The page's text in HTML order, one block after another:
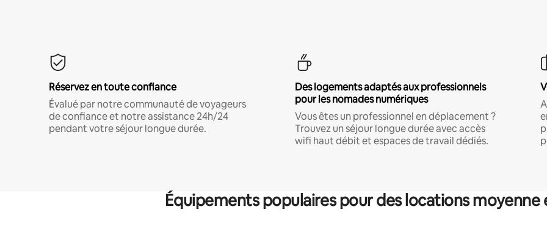
Réservez en toute confiance
Évalué par notre communauté de voyageurs
de confiance et notre assistance 24h/24
pendant votre séjour longue durée.
Des logements adaptés aux professionnels
pour les nomades numériques
Vous êtes un professionnel en déplacement ?
Trouvez un séjour longue durée avec accès
wifi haut débit et espaces de travail dédiés.
Équipements populaires pour des locations